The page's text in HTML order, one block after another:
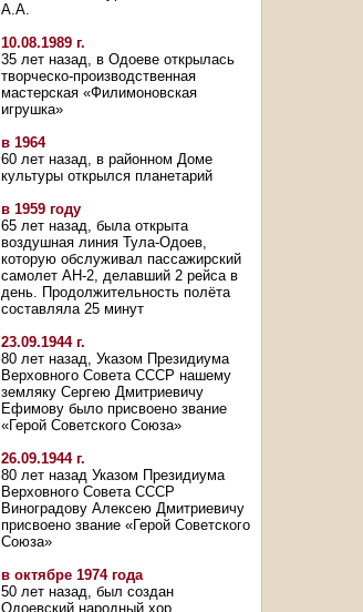
А.А.
10.08.1989 г.
35 лет назад, в Одоеве открылась
творческо-производственная
мастерская «Филимоновская
игрушка»
в 1964
60 лет назад, в районном Доме
культуры открылся планетарий
в 1959 году
65 лет назад, была открыта
воздушная линия Тула-Одоев,
которую обслуживал пассажирский
самолет АН-2, делавший 2 рейса в
день. Продолжительность полёта
составляла 25 минут
23.09.1944 г.
80 лет назад, Указом Президиума
Верховного Совета СССР нашему
земляку Сергею Дмитриевичу
Ефимову было присвоено звание
«Герой Советского Союза»
26.09.1944 г.
80 лет назад Указом Президиума
Верховного Совета СССР
Виноградову Алексею Дмитриевичу
присвоено звание «Герой Советского
Союза»
в октябре 1974 года
50 лет назад, был создан
Одоевский народный хор